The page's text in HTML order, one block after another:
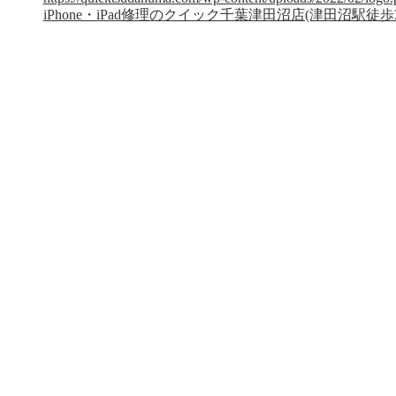
iPhone・iPad修理のクイック千葉津田沼店(津田沼駅徒